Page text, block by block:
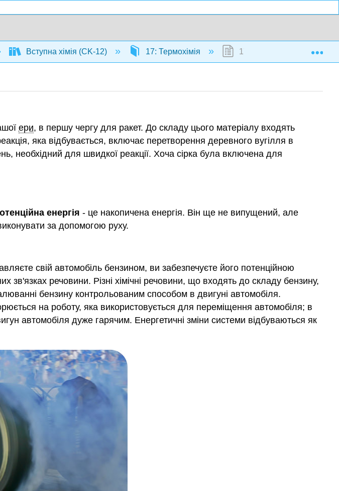
Вступна хімія (CK-12) 17: Термохімія 17.1: Енергія хімічного
ери, в першу чергу для ракет. До складу цього матеріалу входять
яка відбувається, включає перетворення деревного вугілля в
необхідний для швидкої реакції. Хоча сірка була включена для
енергія - це накопичена енергія. Він ще не випущений, але
за допомогою руху.
свій автомобіль бензином, ви забезпечуєте його потенційною
зв'язках речовини. Різні хімічні речовини, що входять до складу бензину,
бензину контрольованим способом в двигуні автомобіля.
на роботу, яка використовується для переміщення автомобіля; в
автомобіля дуже гарячим. Енергетичні зміни системи відбуваються як